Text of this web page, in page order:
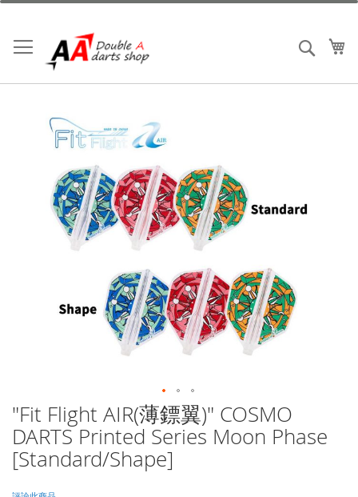
跳
內
容
搜索
"Fit Flight AIR(薄鏢翼)" COSMO
DARTS Printed Series Moon Phase
[Standard/Shape]
Skip
to
the
beginning
of
the